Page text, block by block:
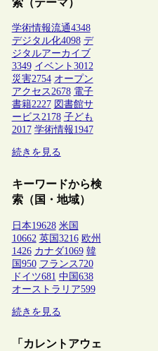
学術情報流通4348
デジタル化4098 デ
ジタルアーカイブ
3349 イベント 3012
災害2754 オープン
アクセス 2678 電子
書籍2227 図書館サ
ービス 2178 子ども
2017 学術情報1947
続きを見る
キーワードから検
索（国・地域）
日本19628 米国
10662 英国3216 欧州
1426 カナダ1069 韓
国950 フランス 720
ドイツ681 中国638
オーストラリア599
続きを見る
「カレントアウェ